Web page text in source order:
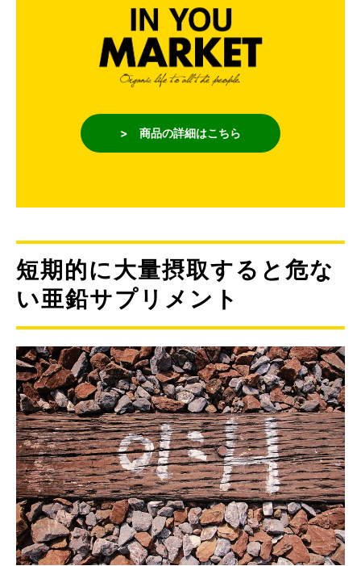
> 商品の詳細はこちら
短期的に大量摂取すると危な
い亜鉛サプリメント